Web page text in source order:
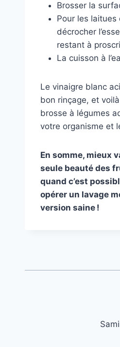
Brosser la
Pour les laitues
décrocher
restant à
La cuisson à
Le vinaigre blanc
bon rinçage, et
brosse à légumes
votre organisme et
En somme, mieux
seule beauté des
quand c’est
opérer un lavage
version saine !